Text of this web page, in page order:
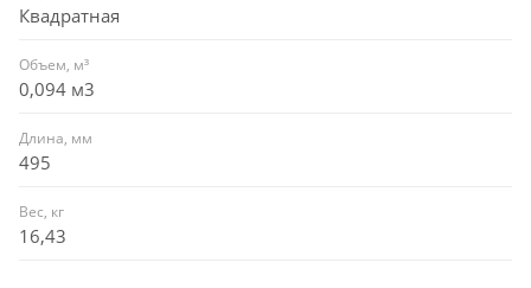
Квадратная
Объем, м³
0,094 м3
Длина, мм
495
Вес, кг
16,43